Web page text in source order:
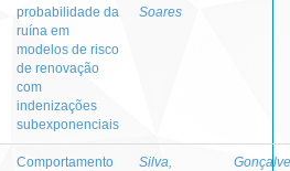
probabilidade da
ruína em
modelos de risco
de renovação
com
indenizações
subexponenciais
Soares
Comportamento
Silva,